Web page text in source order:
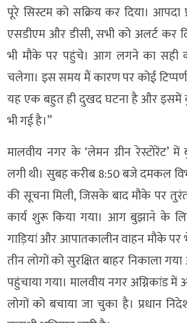
पूरे सिस्टम को सक्रिय कर दिया। आपदा
एसडीएम और डीसी, सभी को अलर्ट कर
भी मौके पर पहुंचे। आग लगने का सही
चलेगा। इस समय मैं कारण पर कोई
यह एक बहुत ही दुखद घटना है और इसमें
भी गई है।”
मालवीय नगर के ‘लेमन ग्रीन रेस्टोरेंट’
लगी थी। सुबह करीब 8:50 बजे दमकल
की सूचना मिली, जिसके बाद मौके पर
कार्य शुरू किया गया। आग बुझाने के
गाड़ियां और आपातकालीन वाहन मौके
तीन लोगों को सुरक्षित बाहर निकाला
पहुंचाया गया। मालवीय नगर अग्निकांड
लोगों को बचाया जा चुका है। प्रधान